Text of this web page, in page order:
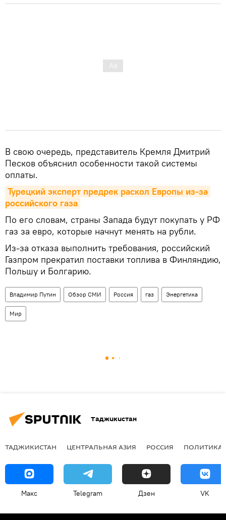
В свою очередь, представитель Кремля Дмитрий
Песков объяснил особенности такой системы
оплаты.
Турецкий эксперт предрек раскол Европы из-за
российского газа
По его словам, страны Запада будут покупать у РФ
газ за евро, которые начнут менять на рубли.
Из-за отказа выполнить требования, российский
Газпром прекратил поставки топлива в Финляндию,
Польшу и Болгарию.
Владимир Путин Обзор СМИ Россия газ Энергетика
Мир
Таджикистан
ТАДЖИКИСТАН ЦЕНТРАЛЬНАЯ АЗИЯ РОССИЯ ПОЛИТИКА
Макс Telegram Дзен VK